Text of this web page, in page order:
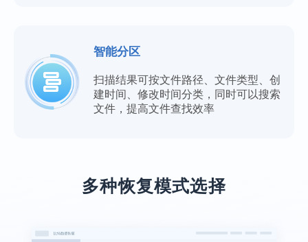
智能分区
扫描结果可按文件路径、文件类型、创
建时间、修改时间分类，同时可以搜索
文件，提高文件查找效率
多种恢复模式选择